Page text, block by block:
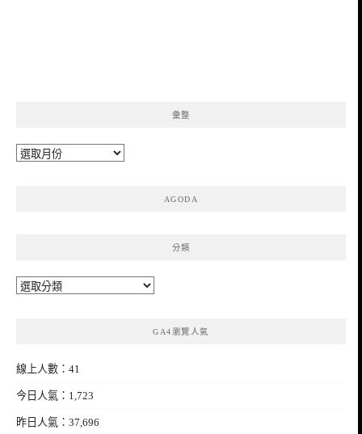
彙整
彙
AGODA
分類
分
GA4瀏覽人氣
線上人數：41
今日人氣：1,723
昨日人氣：37,696